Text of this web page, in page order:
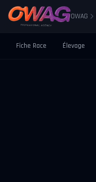
OWAG
Fiche Race Élevage